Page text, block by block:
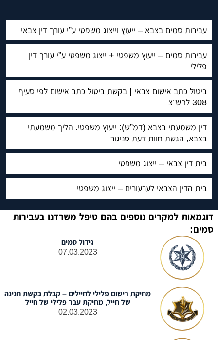
עבירות סמים בצבא – ייעוץ וייצוג משפטי ע”י עורך דין צבאי
עבירות סמים – ייעוץ משפטי + ייצוג משפטי ע”י עורך דין
פלילי
ביטול כתב אישום צבאי | בקשת ביטול כתב אישום לפי סעיף
308 לחש”צ
דין משמעתי בצבא (דמ”ש): ייעוץ משפטי. הליך משמעתי
בצבא, הגשת חוות דעת סניגור
בית דין צבאי – ייצוג משפטי
בית הדין הצבאי לערעורים – ייצוג משפטי
דוגמאות למקרים נוספים בהם טיפל משרדנו בעבירות
סמים:
גידול סמים
07.03.2023
מחיקת רישום פלילי לחיילים – קבלת בקשת חנינה
של חייל, מחיקת עבר פלילי של חייל
02.03.2023